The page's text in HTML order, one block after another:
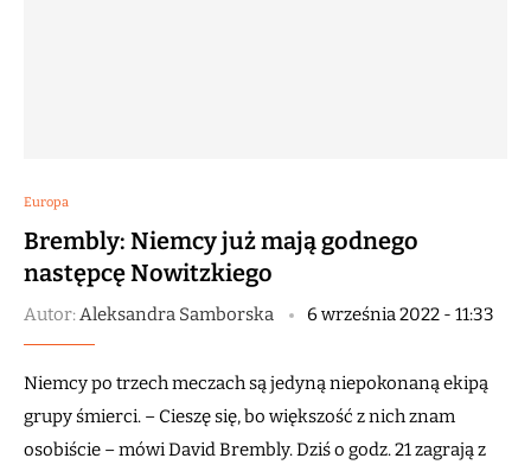
Europa
Brembly: Niemcy już mają godnego
następcę Nowitzkiego
Autor:Aleksandra Samborska 6 września 2022 - 11:33
Niemcy po trzech meczach są jedyną niepokonaną ekipą
grupy śmierci. – Cieszę się, bo większość z nich znam
osobiście – mówi David Brembly. Dziś o godz. 21 zagrają z